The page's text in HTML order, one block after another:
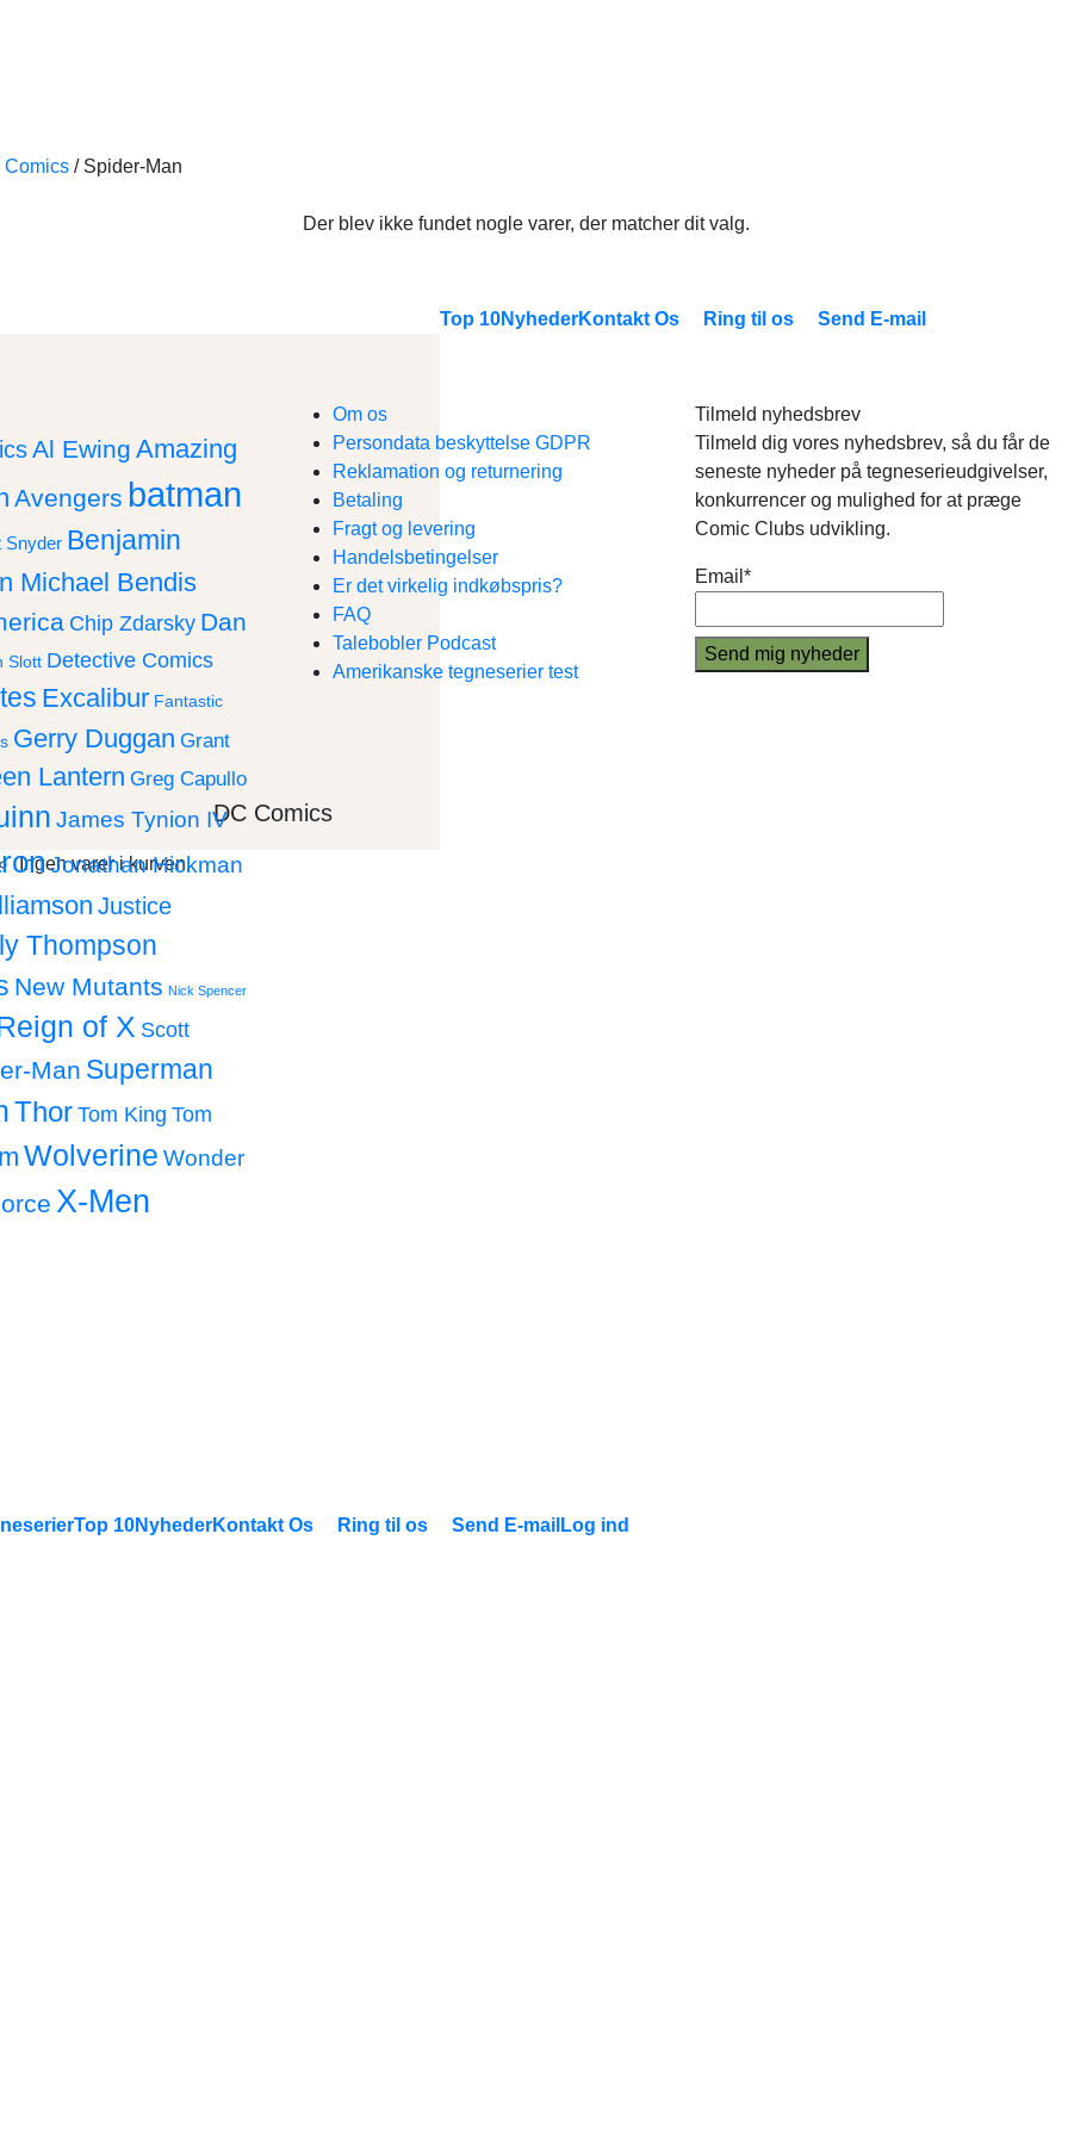
DC Comics
Top 10NyhederKontakt Os Ring til os Send E-mail
Ingen varer i kurven.
Comics /Spider-Man
Der blev ikke fundet nogle varer, der matcher dit valg.
Al Ewing Amazing
Avengers batman
Snyder Benjamin
Michael Bendis
Chip Zdarsky Dan
Slott Detective Comics
Excalibur Fantastic
Gerry Duggan Grant
Lantern Greg Capullo
James Tynion IV
Jonathan Hickman
Justice
Thompson
New Mutants Nick Spencer
of X Scott
Man Superman
Thor Tom King Tom
Wolverine Wonder
X-Men
Om os
Persondata beskyttelse GDPR
Reklamation og returnering
Betaling
Fragt og levering
Handelsbetingelser
Er det virkelig indkøbspris?
FAQ
Talebobler Podcast
Amerikanske tegneserier test
Tilmeld nyhedsbrev
Tilmeld dig vores nyhedsbrev, så du får de
seneste nyheder på tegneserieudgivelser,
konkurrencer og mulighed for at præge
Comic Clubs udvikling.
Email*
Top 10NyhederKontakt Os Ring til os Send E-mail Log ind